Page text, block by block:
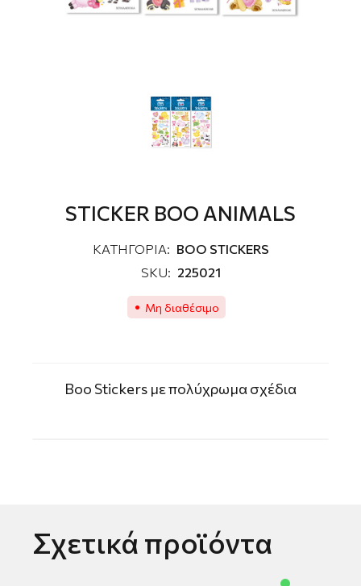
STICKER BOO ANIMALS
ΚΑΤΗΓΟΡΙΑ: ΒΟΟ STICKERS
SKU: 225021
Μη διαθέσιμο
Boo Stickers με πολύχρωμα σχέδια
Σχετικά προϊόντα